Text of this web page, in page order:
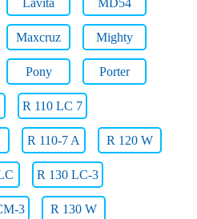
Lavita MD54
Maxcruz Mighty
Pony Porter
R 110 LC 7
R 110-7 A R 120 W
R 130 LC-3
3 R 130 W